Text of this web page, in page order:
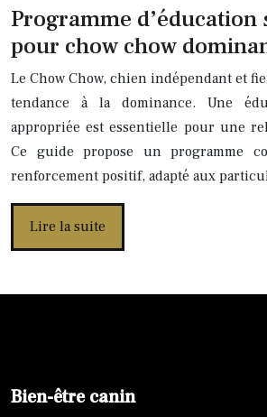
Programme d’éducation
pour chow chow
Le Chow Chow, chien indépendant et
tendance à la dominance. Une
appropriée est essentielle pour une
Ce guide propose un programme
renforcement positif, adapté aux
Lire la suite
Bien-être canin